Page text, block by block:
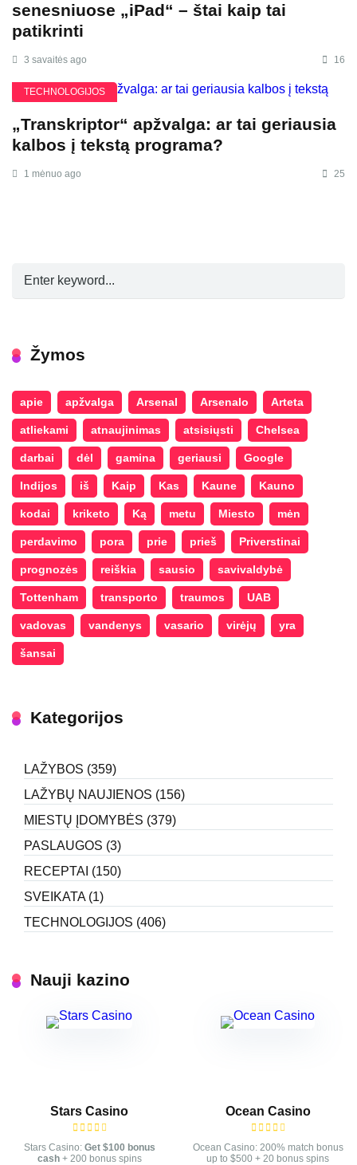
senesniuose „iPad“ – štai kaip tai
patikrinti
3 savaitės ago 16
TECHNOLOGIJOS
„Transkriptor“ apžvalga: ar tai geriausia
kalbos į tekstą programa?
1 mėnuo ago 25
Žymos
apie apžvalga Arsenal Arsenalo Arteta
atliekami atnaujinimas atsisiųsti Chelsea
darbai dėl gamina geriausi Google
Indijos iš Kaip Kas Kaune Kauno
kodai kriketo Ką metu Miesto mėn
perdavimo pora prie prieš Priverstinai
prognozės reiškia sausio savivaldybė
Tottenham transporto traumos UAB
vadovas vandenys vasario virėjų yra
šansai
Kategorijos
LAŽYBOS (359)
LAŽYBŲ NAUJIENOS (156)
MIESTŲ ĮDOMYBĖS (379)
PASLAUGOS (3)
RECEPTAI (150)
SVEIKATA (1)
TECHNOLOGIJOS (406)
Nauji kazino
Stars Casino
Stars Casino: Get $100 bonus
cash+ 200 bonus spins
Ocean Casino
Ocean Casino: 200% match bonus
up to $500 + 20 bonus spins